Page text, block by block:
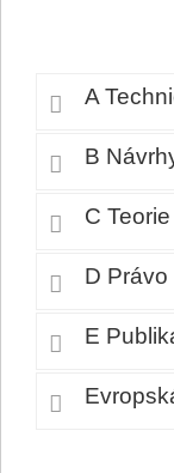
A
B
C Teorie
D Právo
E